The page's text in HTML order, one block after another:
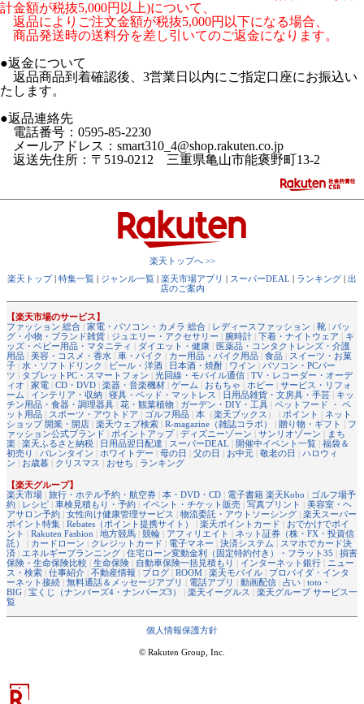
計金額が税抜5,000円以上)について、
返品によりご注文金額が税抜5,000円以下になる場合、
商品発送時の送料分を差し引いてのご返金になります。
●返金について
返品商品到着確認後、3営業日以内にご指定口座にお振込い
たします。
●返品連絡先
電話番号：0595-85-2230
メールアドレス：smart310_4@shop.rakuten.co.jp
返送先住所：〒519-0212 三重県亀山市能褒野町13-2
楽天トップへ >>
楽天トップ| 特集一覧 | ジャンル一覧 | 楽天市場アプリ | スーパーDEAL | ランキング | 出
店のご案内
【楽天市場のサービス】
ファッション 総合 | 家電・パソコン・カメラ 総合 | レディースファッション | 靴 | バッ
グ・小物・ブランド雑貨 | ジュエリー・アクセサリー | 腕時計 | 下着・ナイトウェア | キ
ッズ・ベビー用品・マタニティ | ダイエット・健康 | 医薬品・コンタクトレンズ・介護
用品 | 美容・コスメ・香水 | 車・バイク | カー用品・バイク用品 | 食品 | スイーツ・お菓
子 | 水・ソフトドリンク | ビール・洋酒 | 日本酒・焼酎 | ワイン | パソコン・PCパー
ツ | タブレットPC・スマートフォン | 光回線・モバイル通信 | TV・レコーダー・オーデ
ィオ | 家電 | CD・DVD | 楽器・音楽機材 | ゲーム | おもちゃ | ホビー | サービス・リフォ
ーム | インテリア・収納 | 寝具・ベッド・マットレス | 日用品雑貨・文房具・手芸 | キッ
チン用品・食器・調理器具 | 花・観葉植物 | ガーデン・DIY・工具 | ペットフード ・ ペ
ット用品 | スポーツ・アウトドア | ゴルフ用品 | 本 （楽天ブックス ） | ポイント | ネット
ショップ 開業・開店 | 楽天ウェブ検索 | R-magazine（雑誌コラボ） | 贈り物・ギフト | フ
ァッション公式ブランド | ポイントアップ| ディズニーゾーン | サンリオゾーン | まち
楽 | 楽天ふるさと納税 | 日用品翌日配達 | スーパーDEAL | 開催中イベント一覧 | 福袋＆
初売り | バレンタイン | ホワイトデー | 母の日 | 父の日 | お中元 | 敬老の日 | ハロウィ
ン | お歳暮 | クリスマス | おせち | ランキング
【楽天グループ】
楽天市場 | 旅行・ホテル予約・航空券 | 本・DVD・CD | 電子書籍 楽天Kobo | ゴルフ場予
約 | レシピ | 車検見積もり・予約 | イベント・チケット販売 | 写真プリント | 美容室・ヘ
アサロン予約 | 女性向け健康管理サービス | 物流委託・アウトソーシング | 楽天スーパー
ポイント特集 | Rebates（ポイント提携サイト） | 楽天ポイントカード | おでかけでポイ
ント | Rakuten Fashion | 地方競馬 | 競輪 | アフィリエイト | ネット証券（株・FX・投資信
託）
| カードローン | クレジットカード | 電子マネー | 決済システム | スマホでカード決
済 | エネルギープランニング | 住宅ローン変動金利（固定特約付き）・フラット35 | 損害
保険・生命保険比較 | 生命保険 | 自動車保険一括見積もり | インターネット銀行 | ニュー
ス・検索 | 仕事紹介 | 不動産情報 | ブログ | ROOM | 楽天モバイル | プロバイダ・インタ
ーネット接続 | 無料通話＆メッセージアプリ | 電話アプリ | 動画配信 | 占い | toto・
BIG | 宝くじ（ナンバーズ4・ナンバーズ3） | 楽天イーグルス | 楽天グループ サービス一
覧
個人情報保護方針
© Rakuten Group, Inc.